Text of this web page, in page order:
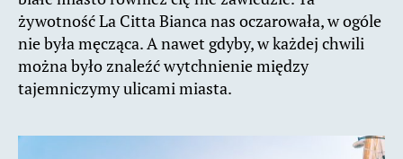
żywotność La Citta Bianca nas oczarowała, w ogóle
nie była męcząca. A nawet gdyby, w każdej chwili
można było znaleźć wytchnienie między
tajemniczymy ulicami miasta.